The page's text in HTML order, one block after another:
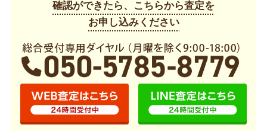
確認ができたら、こちらから査定を
お申し込みください